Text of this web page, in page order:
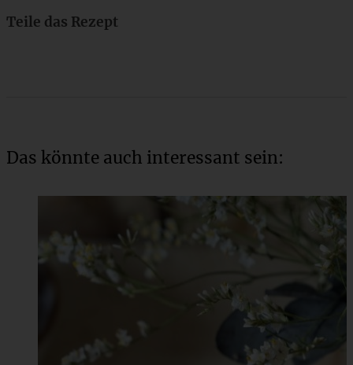
Teile das Rezept
Das könnte auch interessant sein: